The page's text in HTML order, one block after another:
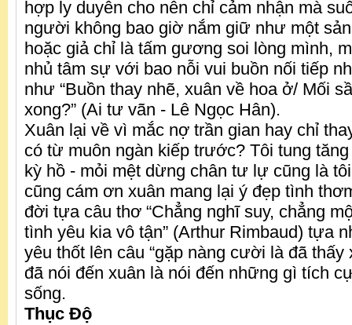
hợp ly duyên cho nên chỉ cảm nhận mà
người không bao giờ nắm giữ như một
hoặc giả chỉ là tấm gương soi lòng mình,
nhủ tâm sự với bao nỗi vui buồn nối tiếp
như “Buồn thay nhẽ, xuân về hoa ở/ Mối
xong?” (Ai tư vãn - Lê Ngọc Hân).
Xuân lại về vì mắc nợ trần gian hay chỉ
có từ muôn ngàn kiếp trước? Tôi tung
kỳ hồ - mỏi mệt dừng chân tư lự cũng là
cũng cám ơn xuân mang lại ý đẹp tình
đời tựa câu thơ “Chẳng nghĩ suy, chẳng
tình yêu kia vô tận” (Arthur Rimbaud) tựa
yêu thốt lên câu “gặp nàng cười là đã thấy
đã nói đến xuân là nói đến những gì tích
sống.
Thục Độ